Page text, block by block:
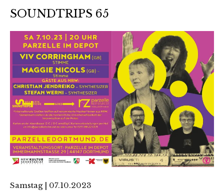
SOUNDTRIPS 65
Samstag | 07.10.2023